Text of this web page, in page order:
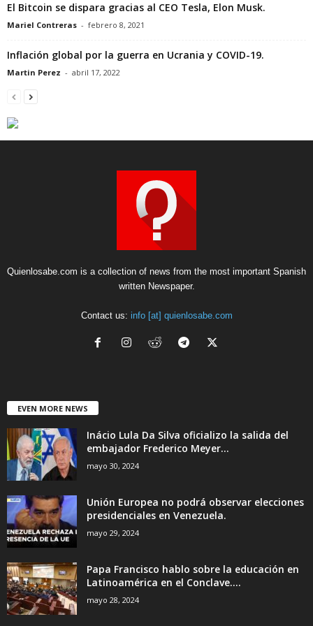
El Bitcoin se dispara gracias al CEO Tesla, Elon Musk.
Mariel Contreras - febrero 8, 2021
Inflación global por la guerra en Ucrania y COVID-19.
Martin Perez - abril 17, 2022
Quienlosabe.com is a collection of news from the most important Spanish
written Newspaper.
Contact us: info [at] quienlosabe.com
EVEN MORE NEWS
Inácio Lula Da Silva oficializo la salida del
embajador Frederico Meyer...
mayo 30, 2024
Unión Europea no podrá observar elecciones
presidenciales en Venezuela.
mayo 29, 2024
Papa Francisco hablo sobre la educación en
Latinoamérica en el Conclave....
mayo 28, 2024